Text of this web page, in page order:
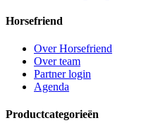
Horsefriend
Over Horsefriend
Over team
Partner login
Agenda
Productcategorieën